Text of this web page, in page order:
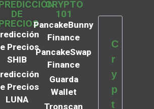
DE
Precios
SHIB
Precios
LUNA
CRYPTO
101
PancakeBunny
Finance
PancakeSwap
Finance
Guarda
Wallet
Tronscan
C
r
y
p
t